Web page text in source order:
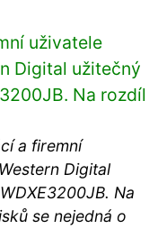
uživatele
Digital užitečný
Na rozdíl
a firemní
Digital
Na
se nejedná o